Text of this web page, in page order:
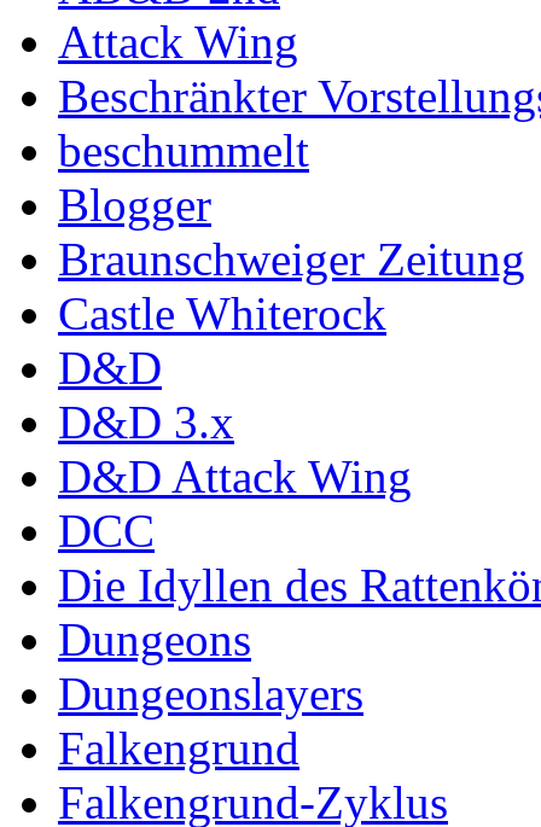
Attack Wing
Beschränkter
beschummelt
Blogger
Braunschweiger Zeitung
Castle Whiterock
D&D
D&D 3.x
D&D Attack Wing
DCC
Die Idyllen des
Dungeons
Dungeonslayers
Falkengrund
Falkengrund-Zyklus